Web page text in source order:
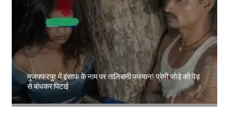
मुजफ्फरपुर में इंसाफ के नाम पर तालिबानी फरमान! प्रेमी जोड़े को पेड़
से बांधकर पिटाई
Amit Lekh